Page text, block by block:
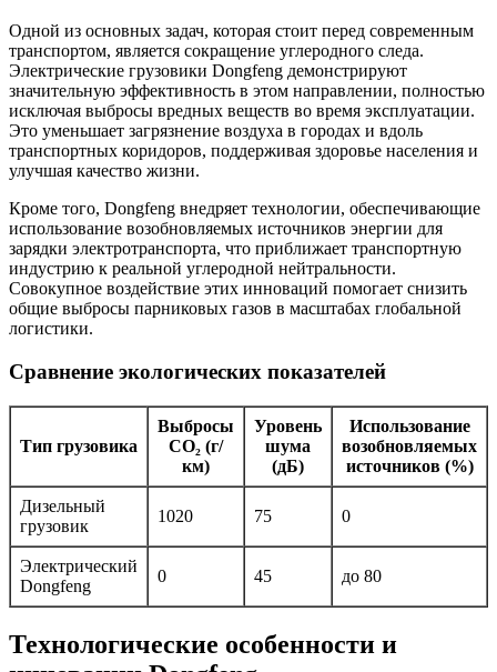
Одной из основных задач, которая стоит перед современным
транспортом, является сокращение углеродного следа.
Электрические грузовики Dongfeng демонстрируют
значительную эффективность в этом направлении, полностью
исключая выбросы вредных веществ во время эксплуатации.
Это уменьшает загрязнение воздуха в городах и вдоль
транспортных коридоров, поддерживая здоровье населения и
улучшая качество жизни.
Кроме того, Dongfeng внедряет технологии, обеспечивающие
использование возобновляемых источников энергии для
зарядки электротранспорта, что приближает транспортную
индустрию к реальной углеродной нейтральности.
Совокупное воздействие этих инноваций помогает снизить
общие выбросы парниковых газов в масштабах глобальной
логистики.
Сравнение экологических показателей
Тип грузовика
Выбросы
CO₂ (г/
км)
Уровень
шума
(дБ)
Использование
возобновляемых
источников (%)
Дизельный
грузовик
1020 75 0
Электрический
Dongfeng
0 45 до 80
Технологические особенности и